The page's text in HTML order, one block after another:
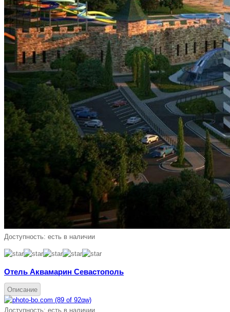
Доступность: есть в наличии
Отель Аквамарин Севастополь
Описание
Доступность: есть в наличии